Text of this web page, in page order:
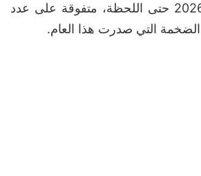
Steam خلال عام 2026 حتى اللحظة، متفوقة على عدد
التي صدرت هذا العام.